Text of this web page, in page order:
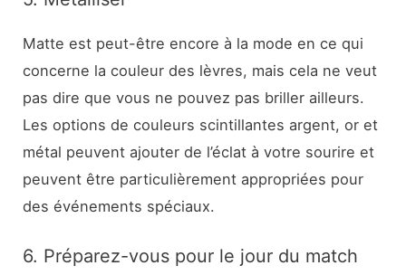
Matte est peut-être encore à la mode en ce qui
concerne la couleur des lèvres, mais cela ne veut
pas dire que vous ne pouvez pas briller ailleurs.
Les options de couleurs scintillantes argent, or et
métal peuvent ajouter de l’éclat à votre sourire et
peuvent être particulièrement appropriées pour
des événements spéciaux.
6. Préparez-vous pour le jour du match